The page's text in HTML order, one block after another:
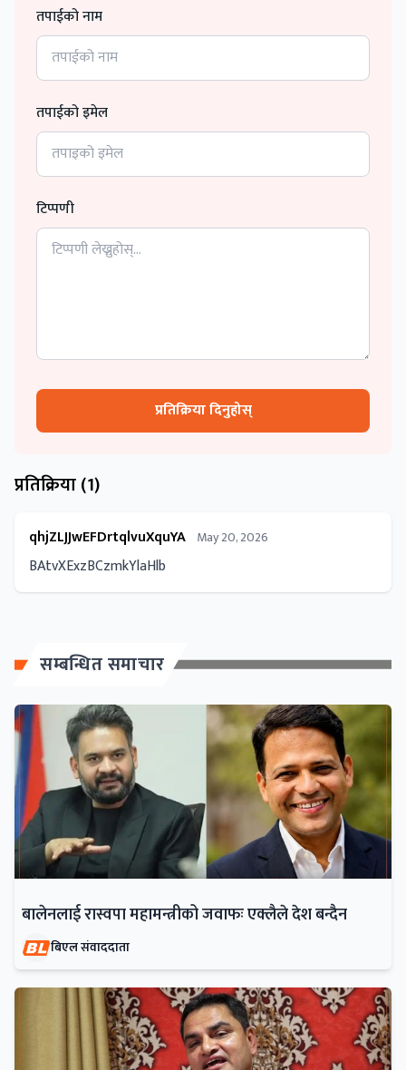
तपाईको नाम
तपाईको इमेल
टिप्पणी
प्रतिक्रिया दिनुहोस्
प्रतिक्रिया (1)
qhjZLJJwEFDrtqlvuXquYA May 20, 2026
BAtvXExzBCzmkYlaHlb
सम्बन्धित समाचार
बालेनलाई रास्वपा महामन्त्रीको जवाफः एक्लैले देश बन्दैन
बिएल संवाददाता